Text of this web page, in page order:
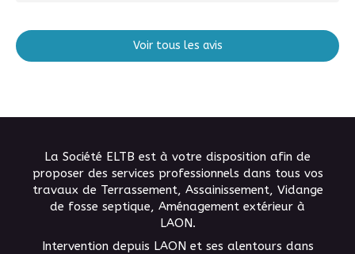
Voir tous les avis
La Société ELTB est à votre disposition afin de
proposer des services professionnels dans tous vos
travaux de Terrassement, Assainissement, Vidange
de fosse septique, Aménagement extérieur à
LAON.
Intervention depuis LAON et ses alentours dans